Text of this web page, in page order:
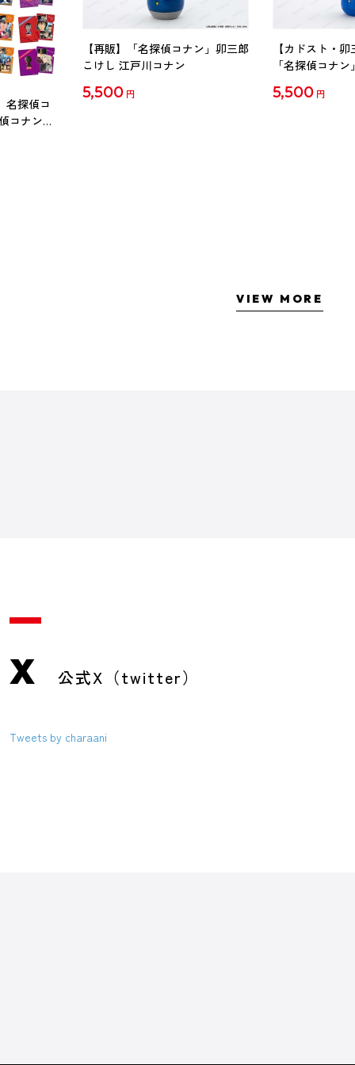
名探偵コ
コナン」
【再販】「名探偵コナン」卯三郎
こけし 江戸川コナン
5,500 円
【カドスト・
「名探偵コナ
5,500 円
VIEW MORE
X 公式X（twitter）
Tweets by charaani